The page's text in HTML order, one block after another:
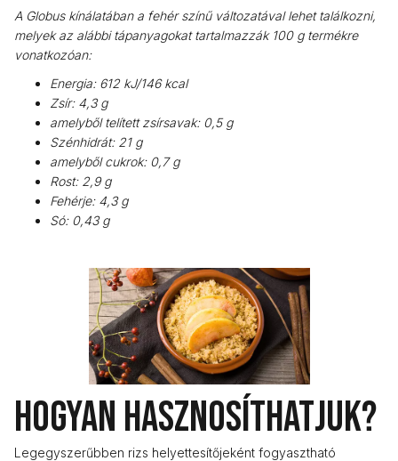
A Globus kínálatában a fehér színű változatával lehet találkozni,
melyek az alábbi tápanyagokat tartalmazzák 100 g termékre
vonatkozóan:
Energia: 612 kJ/146 kcal
Zsír: 4,3 g
amelyből telített zsírsavak: 0,5 g
Szénhidrát: 21 g
amelyből cukrok: 0,7 g
Rost: 2,9 g
Fehérje: 4,3 g
Só: 0,43 g
Hogyan hasznosíthatjuk?
Legegyszerűbben rizs helyettesítőjeként fogyasztható